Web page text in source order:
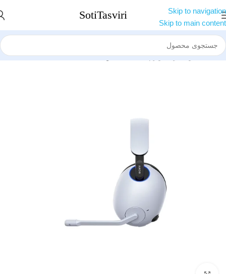
Skip to navigation
Skip to main content
خانه کنسول بازی لوازم گیمینگ هدفون گیمینگ